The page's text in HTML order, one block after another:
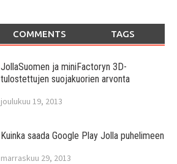
COMMENTS TAGS
JollaSuomen ja miniFactoryn 3D-
tulostettujen suojakuorien arvonta
joulukuu 19, 2013
Kuinka saada Google Play Jolla puhelimeen
marraskuu 29, 2013